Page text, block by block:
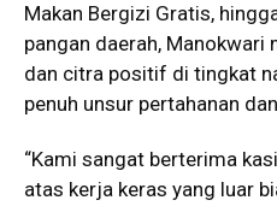
Makan Bergizi Gratis,
pangan daerah,
dan citra positif di tingkat
penuh unsur pertahanan
“Kami sangat berterima
atas kerja keras yang luar